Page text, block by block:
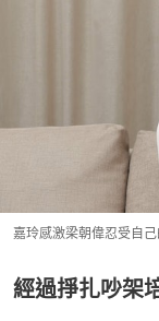
嘉玲感激梁朝偉忍受自
經過掙扎吵架